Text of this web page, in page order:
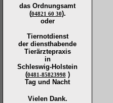
das Ordnungsamt
(04821 60 30).
oder
Tiernotdienst
der diensthabende
Tierärztepraxis
in
Schleswig-Holstein
(0481-85823998 )
Tag und Nacht
Vielen Dank.